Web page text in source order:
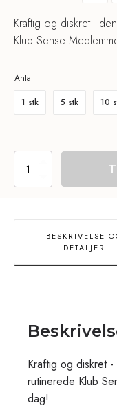
3495 kr.
Kraftig og diskret -
Klub Sense
Antal
1 stk
5 stk 10
THCa
Sticks
-
BESKRIVELSE
DETALJER
Kraftig og diskret
rutinerede Klub
dag!